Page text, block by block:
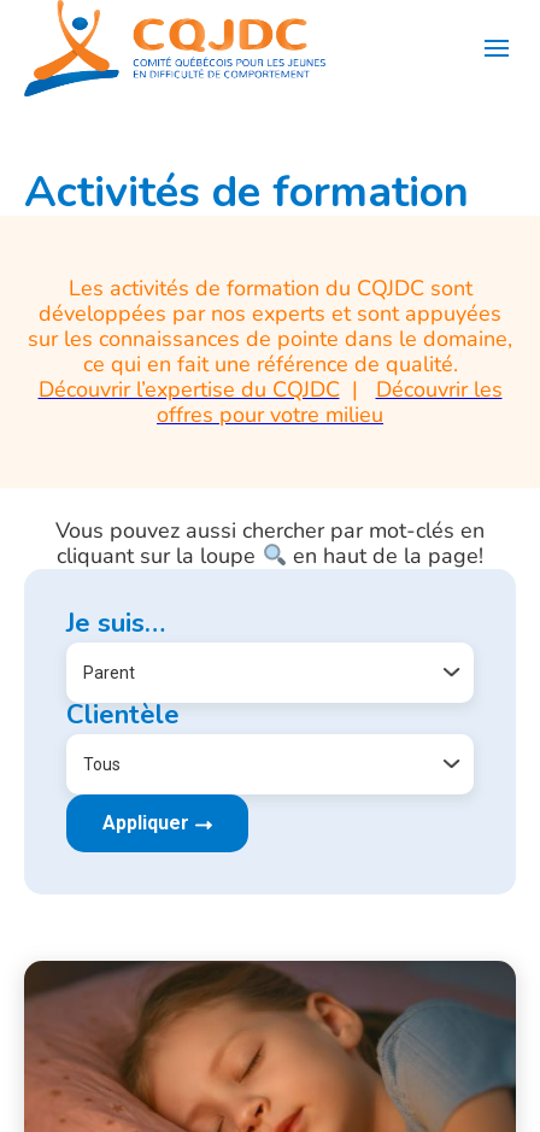
contenu
Activités de formation
Les activités de formation du CQJDC sont
développées par nos experts et sont appuyées
sur les connaissances de pointe dans le domaine,
ce qui en fait une référence de qualité.
Découvrir l’expertise du CQJDC | Découvrir les
offres pour votre milieu
Vous pouvez aussi chercher par mot-clés en
cliquant sur la loupe
en haut de la page!
Je suis…
Clientèle
Appliquer